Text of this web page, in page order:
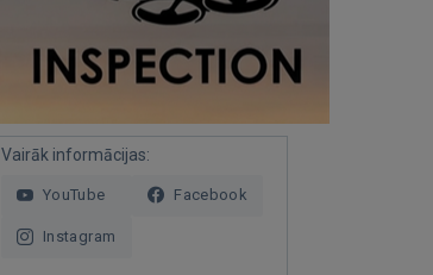
Vairāk informācijas:
YouTube Facebook
Instagram